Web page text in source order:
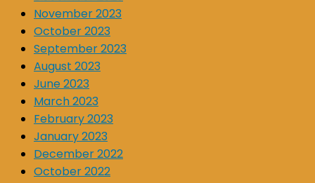
November 2023
October 2023
September 2023
August 2023
June 2023
March 2023
February 2023
January 2023
December 2022
October 2022